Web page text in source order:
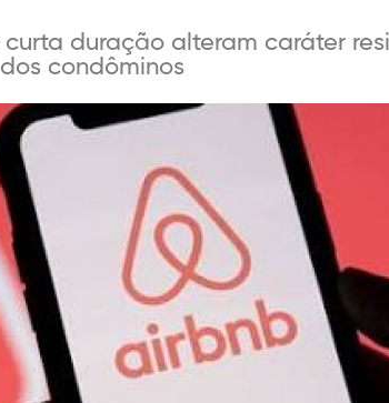
duração alteram caráter
condôminos